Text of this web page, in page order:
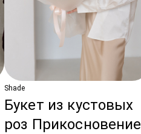
Shade
Букет из кустовых
роз Прикосновение